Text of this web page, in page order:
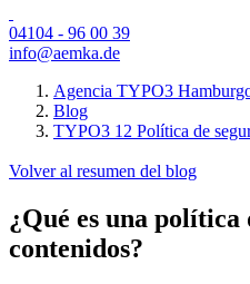
04104 - 96 00 39
info@aemka.de
Agencia TYPO3
Blog
TYPO3 12 Política de
Volver al resumen del blog
¿Qué es una política
contenidos?